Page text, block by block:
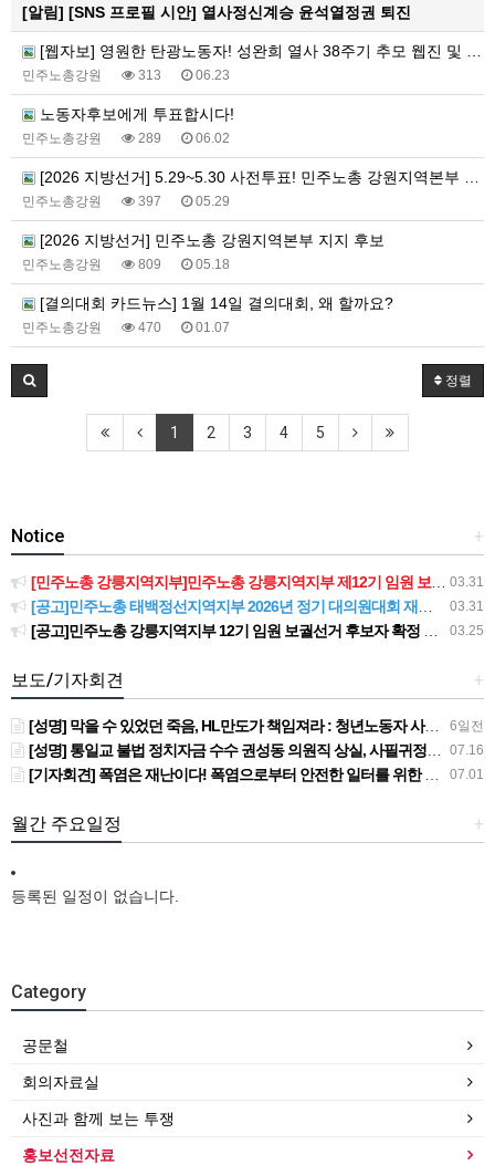
[알림] [SNS 프로필 시안] 열사정신계승 윤석열정권 퇴진
[웹자보] 영원한 탄광노동자! 성완희 열사 38주기 추모 웹진 및 추모식 안내 웹자보
민주노총강원 313 06.23
노동자후보에게 투표합시다!
민주노총강원 289 06.02
[2026 지방선거] 5.29~5.30 사전투표! 민주노총 강원지역본부 지지 후보에게 투표합시다!
민주노총강원 397 05.29
[2026 지방선거] 민주노총 강원지역본부 지지 후보
민주노총강원 809 05.18
[결의대회 카드뉴스] 1월 14일 결의대회, 왜 할까요?
민주노총강원 470 01.07
정렬
1 2 3 4 5
+
Notice
03.31
[민주노총 강릉지역지부]민주노총 강릉지역지부 제12기 임원 보궐선거결과 공고
03.31
[공고]민주노총 태백정선지역지부 2026년 정기 대의원대회 재소집 건
03.25
[공고]민주노총 강릉지역지부 12기 임원 보궐선거 후보자 확정 공고
+
보도/기자회견
6일전
[성명] 막을 수 있었던 죽음, HL만도가 책임져라 : 청년노동자 사망사고의 철저한 진상규명과 재발방지 대책 마련하라
07.16
[성명] 통일교 불법 정치자금 수수 권성동 의원직 상실, 사필귀정이다
07.01
[기자회견] 폭염은 재난이다! 폭염으로부터 안전한 일터를 위한 민주노총 강원지역본부 폭염감시단 선포 기자회견
+
월간 주요일정
등록된 일정이 없습니다.
Category
공문철
회의자료실
사진과 함께 보는 투쟁
홍보선전자료